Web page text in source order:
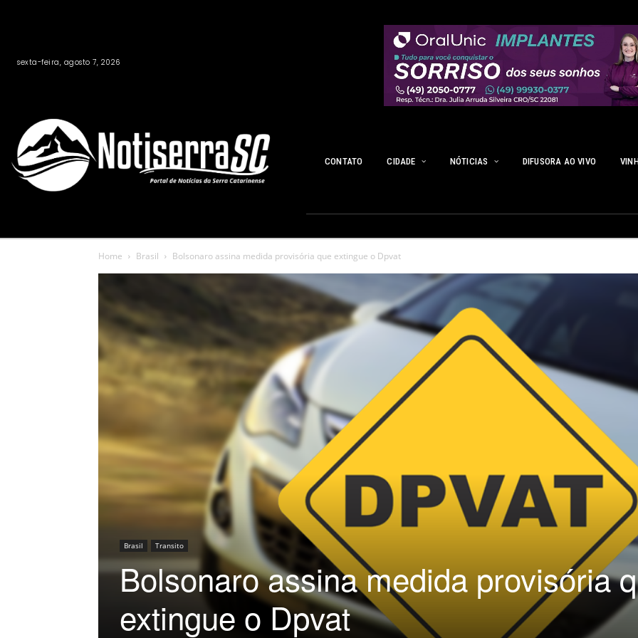
sexta-feira, agosto 7, 2026
CONTATO CIDADE NÓTICIAS DIFUSORA AO VIVO
Home Brasil Bolsonaro assina medida provisória que extingue o Dpvat
Brasil Transito
Bolsonaro assina medida provisória
extingue o Dpvat